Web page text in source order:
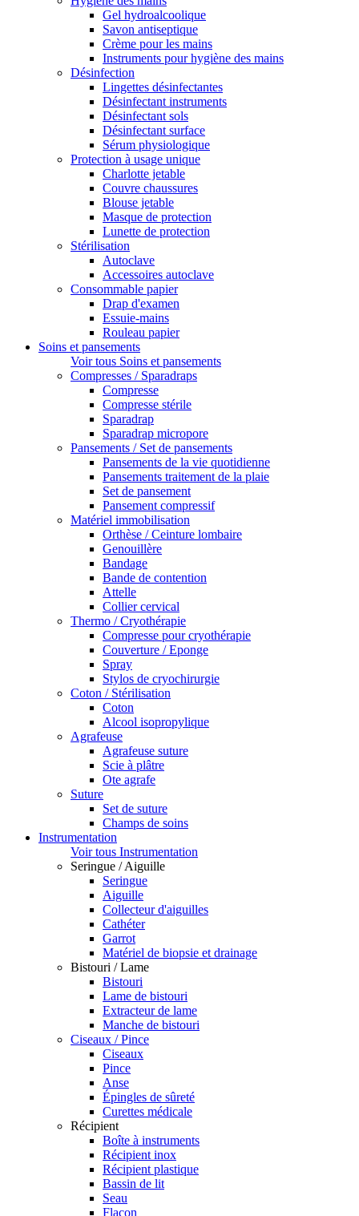
Gel hydroalcoolique
Savon antiseptique
Crème pour les mains
Instruments pour hygiène des mains
Désinfection
Lingettes désinfectantes
Désinfectant instruments
Désinfectant sols
Désinfectant surface
Sérum physiologique
Protection à usage unique
Charlotte jetable
Couvre chaussures
Blouse jetable
Masque de protection
Lunette de protection
Stérilisation
Autoclave
Accessoires autoclave
Consommable papier
Drap d'examen
Essuie-mains
Rouleau papier
Soins et pansements
Voir tous Soins et pansements
Compresses / Sparadraps
Compresse
Compresse stérile
Sparadrap
Sparadrap micropore
Pansements / Set de pansements
Pansements de la vie quotidienne
Pansements traitement de la plaie
Set de pansement
Pansement compressif
Matériel immobilisation
Orthèse / Ceinture lombaire
Genouillère
Bandage
Bande de contention
Attelle
Collier cervical
Thermo / Cryothérapie
Compresse pour cryothérapie
Couverture / Eponge
Spray
Stylos de cryochirurgie
Coton / Stérilisation
Coton
Alcool isopropylique
Agrafeuse
Agrafeuse suture
Scie à plâtre
Ote agrafe
Suture
Set de suture
Champs de soins
Instrumentation
Voir tous Instrumentation
Seringue / Aiguille
Seringue
Aiguille
Collecteur d'aiguilles
Cathéter
Garrot
Matériel de biopsie et drainage
Bistouri / Lame
Bistouri
Lame de bistouri
Extracteur de lame
Manche de bistouri
Ciseaux / Pince
Ciseaux
Pince
Anse
Épingles de sûreté
Curettes médicale
Récipient
Boîte à instruments
Récipient inox
Récipient plastique
Bassin de lit
Seau
Flacon